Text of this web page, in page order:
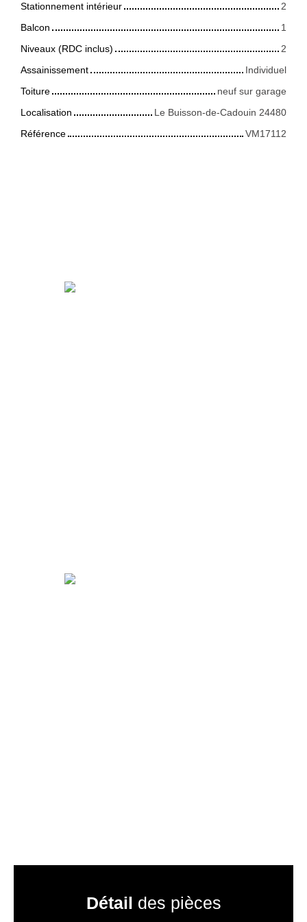
Stationnement intérieur
2
Balcon
1
Niveaux (RDC inclus)
2
Assainissement
Individuel
Toiture
neuf sur garage
Localisation
Le Buisson-de-Cadouin 24480
Référence
VM17112
Détail des pièces